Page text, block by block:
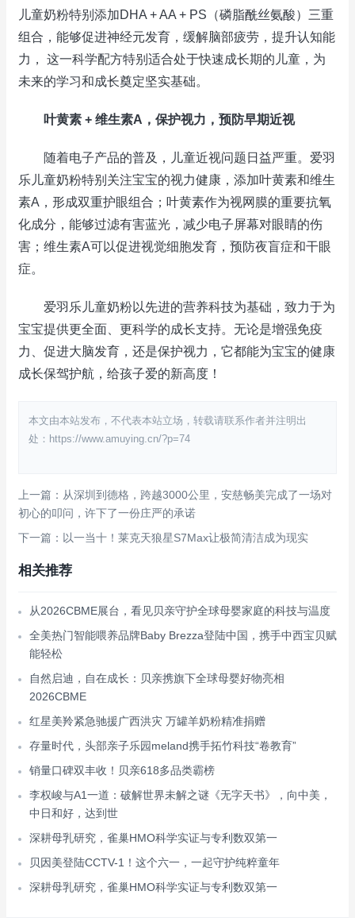
儿童奶粉特别添加DHA + AA + PS（磷脂酰丝氨酸）三重
组合，能够促进神经元发育，缓解脑部疲劳，提升认知能
力， 这一科学配方特别适合处于快速成长期的儿童，为
未来的学习和成长奠定坚实基础。
叶黄素 + 维生素A，保护视力，预防早期近视
随着电子产品的普及，儿童近视问题日益严重。爱羽
乐儿童奶粉特别关注宝宝的视力健康，添加叶黄素和维生
素A，形成双重护眼组合；叶黄素作为视网膜的重要抗氧
化成分，能够过滤有害蓝光，减少电子屏幕对眼睛的伤
害；维生素A可以促进视觉细胞发育，预防夜盲症和干眼
症。
爱羽乐儿童奶粉以先进的营养科技为基础，致力于为
宝宝提供更全面、更科学的成长支持。无论是增强免疫
力、促进大脑发育，还是保护视力，它都能为宝宝的健康
成长保驾护航，给孩子爱的新高度！
本文由本站发布，不代表本站立场，转载请联系作者并注明出
处：https://www.amuying.cn/?p=74
上一篇：从深圳到德格，跨越3000公里，安慈畅美完成了一场对
初心的叩问，许下了一份庄严的承诺
下一篇：以一当十！莱克天狼星S7Max让极简清洁成为现实
相关推荐
从2026CBME展台，看见贝亲守护全球母婴家庭的科技与温度
全美热门智能喂养品牌Baby Brezza登陆中国，携手中西宝贝赋
能轻松
自然启迪，自在成长：贝亲携旗下全球母婴好物亮相
2026CBME
红星美羚紧急驰援广西洪灾 万罐羊奶粉精准捐赠
存量时代，头部亲子乐园meland携手拓竹科技“卷教育”
销量口碑双丰收！贝亲618多品类霸榜
李权峻与A1一道：破解世界未解之谜《无字天书》，向中美，
中日和好，达到世
深耕母乳研究，雀巢HMO科学实证与专利数双第一
贝因美登陆CCTV-1！这个六一，一起守护纯粹童年
深耕母乳研究，雀巢HMO科学实证与专利数双第一